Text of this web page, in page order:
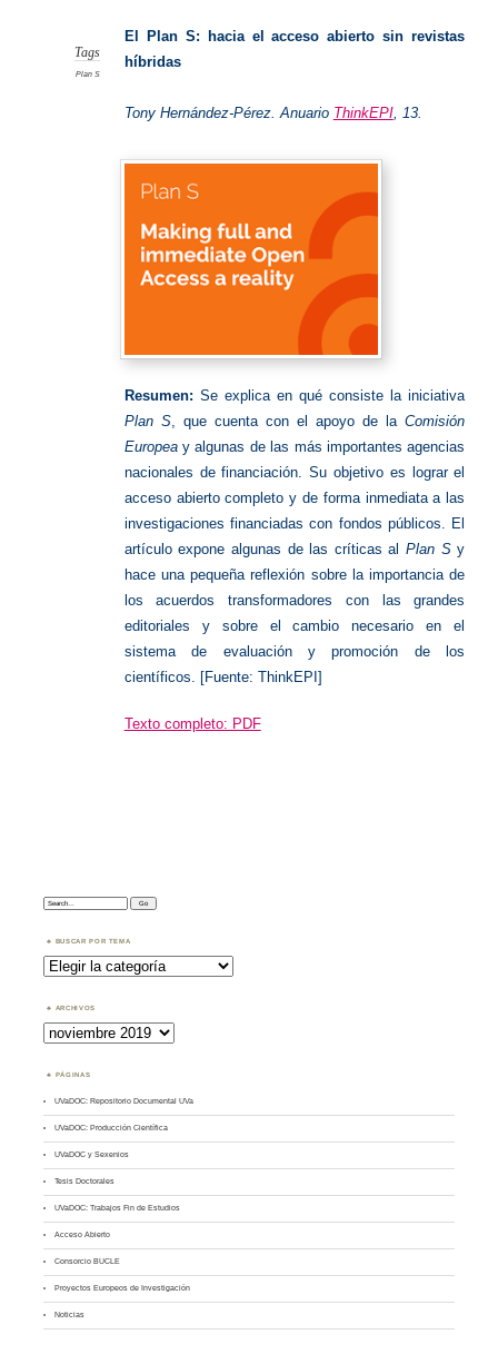
Tags
Plan S
El Plan S: hacia el acceso abierto sin revistas
híbridas
Tony Hernández-Pérez.Anuario ThinkEPI, 13.
Resumen: Se explica en qué consiste la iniciativa
Plan S, que cuenta con el apoyo de laComisión
Europeay algunas de las más importantes agencias
nacionales de financiación. Su objetivo es lograr el
acceso abierto completo y de forma inmediata a las
investigaciones financiadas con fondos públicos. El
artículo expone algunas de las críticas alPlan Sy
hace una pequeña reflexión sobre la importancia de
los acuerdos transformadores con las grandes
editoriales y sobre el cambio necesario en el
sistema de evaluación y promoción de los
científicos. [Fuente: ThinkEPI]
Texto completo: PDF
Search:
BUSCAR POR TEMA
Buscar
por
Tema
ARCHIVOS
Archivos
PÁGINAS
UVaDOC: Repositorio Documental UVa
UVaDOC: Producción Científica
UVaDOC y Sexenios
Tesis Doctorales
UVaDOC: Trabajos Fin de Estudios
Acceso Abierto
Consorcio BUCLE
Proyectos Europeos de Investigación
Noticias